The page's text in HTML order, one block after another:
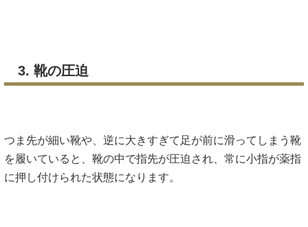
3. 靴の圧迫
つま先が細い靴や、逆に大きすぎて足が前に滑ってしまう靴
を履いていると、靴の中で指先が圧迫され、常に小指が薬指
に押し付けられた状態になります。